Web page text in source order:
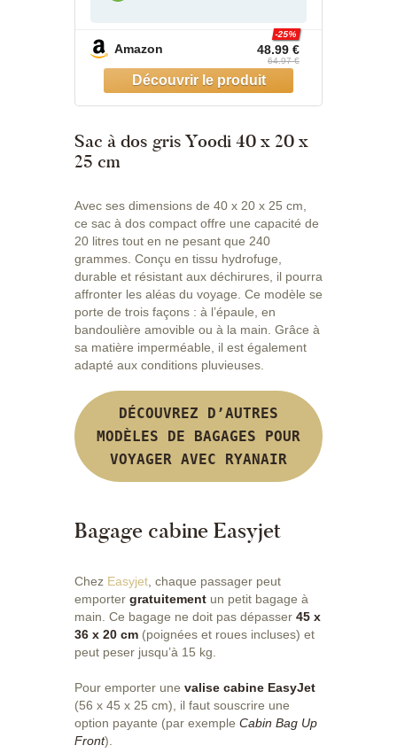
Amazon 48.99 €
-25%
64.97 €
Sac à dos gris Yoodi 40 x 20 x
25 cm
Avec ses dimensions de 40 x 20 x 25 cm,
ce sac à dos compact offre une capacité de
20 litres tout en ne pesant que 240
grammes. Conçu en tissu hydrofuge,
durable et résistant aux déchirures, il pourra
affronter les aléas du voyage. Ce modèle se
porte de trois façons : à l’épaule, en
bandoulière amovible ou à la main. Grâce à
sa matière imperméable, il est également
adapté aux conditions pluvieuses.
DÉCOUVREZ D’AUTRES
MODÈLES DE BAGAGES POUR
VOYAGER AVEC RYANAIR
Bagage cabine Easyjet
Chez Easyjet , chaque passager peut
emporter gratuitement un petit bagage à
main. Ce bagage ne doit pas dépasser 45 x
36 x 20 cm (poignées et roues incluses) et
peut peser jusqu’à 15 kg.
Pour emporter une valise cabine EasyJet
(56 x 45 x 25 cm), il faut souscrire une
option payante (par exemple Cabin Bag Up
Front).